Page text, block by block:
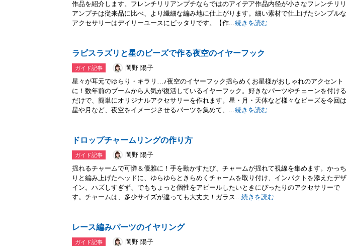
作品を紹介します。フレンチリリアンプチならではのアイデア作品内径が小さなフレンチリリ
アンプチは従来品に比べ、より繊細な編み地に仕上がります。細い素材で仕上げたシンプルな
アクセサリーはデイリーユースにピッタリです。【作...続きを読む
ラピスラズリと星のビーズで作る夜空のイヤーフック
ガイド記事
岡野 陽子
星々が耳元でゆらり・キラリ…♪夜空のイヤーフック揺らめくお星様がおしゃれのアクセント
に！数年前のブームから人気が復活しているイヤーフック。好きなパーツやチェーンを付ける
だけで、簡単にオリジナルアクセサリーを作れます。星・月・天体など様々なビーズを今回は
星や月など、夜空をイメージさせるパーツを集めて、...続きを読む
ドロップチャームリングの作り方
ガイド記事
岡野 陽子
揺れるチャームで可憐＆優雅に！手を動かすたび、チャームが揺れて視線を集めます。かっち
りと編み上げたヘッドに、ゆらゆらときらめくチャームを取り付け、インパクトを添えたデザ
イン。ハズしすぎず、でもちょっと個性をアピールしたいときにぴったりのアクセサリーで
す。チャームは、多少サイズが違っても大丈夫！ガラス...続きを読む
レース編みパーツのイヤリング
ガイド記事
岡野 陽子